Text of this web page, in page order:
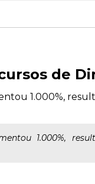
de
1.000%,
1.000%,